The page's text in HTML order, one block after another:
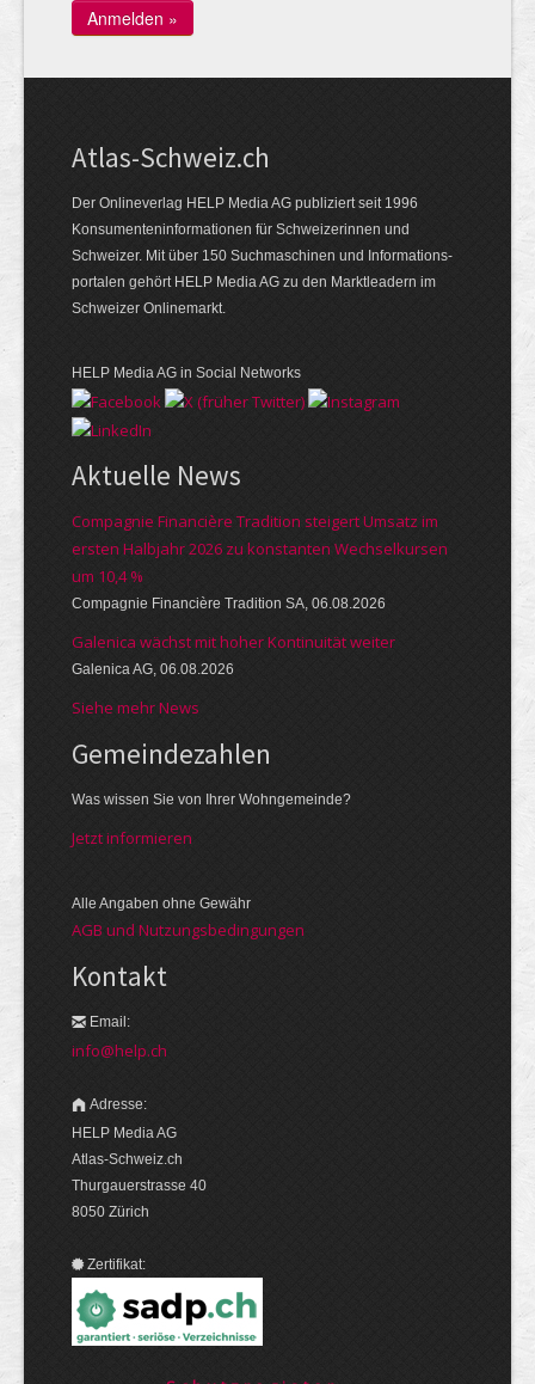
Atlas-Schweiz.ch
Der Onlineverlag HELP Media AG publiziert seit 1996
Konsumenten­infor­mationen für Schwei­zerinnen und
Schweizer. Mit über 150 Such­ma­schinen und Infor­mations­
portalen gehört HELP Media AG zu den Markt­leadern im
Schweizer Onlinemarkt.
HELP Media AG in Social Networks
Aktuelle News
Compagnie Financière Tradition steigert Umsatz im
ersten Halbjahr 2026 zu konstanten Wechselkursen
um 10,4 %
Compagnie Financière Tradition SA, 06.08.2026
Galenica wächst mit hoher Kontinuität weiter
Galenica AG, 06.08.2026
Siehe mehr News
Gemeinde­zahlen
Was wissen Sie von Ihrer Wohngemeinde?
Jetzt informieren
Alle Angaben ohne Gewähr
AGB und Nutzungsbedingungen
Kontakt
Email:
info@help.ch
Adresse:
HELP Media AG
Atlas-Schweiz.ch
Thurgauerstrasse 40
8050 Zürich
Zertifikat: